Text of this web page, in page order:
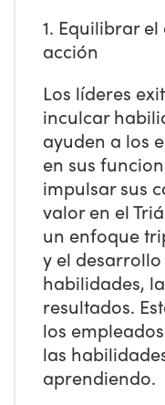
1. Equilibrar
acción
Los líderes
inculcar
ayuden a los
en sus
impulsar sus
valor en el
un enfoque
y el
habilidades,
resultados.
los
las
aprendiendo.